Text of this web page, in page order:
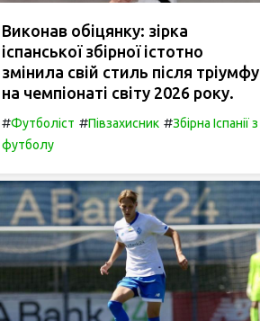
Виконав обіцянку: зірка
іспанської збірної істотно
змінила свій стиль після тріумфу
на чемпіонаті світу 2026 року.
#Футболіст #Півзахисник #Збірна Іспанії з
футболу